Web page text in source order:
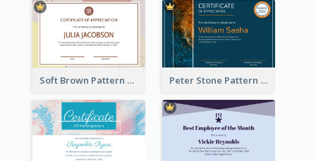
Soft Brown Pattern Certificate Peter Stone Pattern Stylish Certificate Of Appreciation